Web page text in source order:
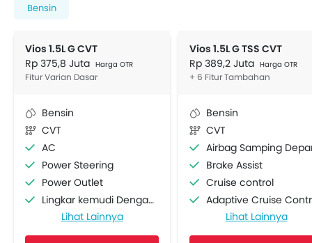
Bensin
Vios 1.5L G CVT
Rp 375,8 Juta Harga OTR
Fitur Varian Dasar
Bensin
CVT
AC
Power Steering
Power Outlet
Lingkar kemudi Dengan Tombol Multi Fungsi
Radio AM/FM
Speaker depan
Lihat Lainnya
Vios 1.5L G TSS CVT
Rp 389,2 Juta Harga OTR
+ 6 Fitur Tambahan
Bensin
CVT
Airbag Samping
Brake Assist
Cruise control
Adaptive Cruise
Curtain Airbags
Lane Departure Warning
Lihat Lainnya